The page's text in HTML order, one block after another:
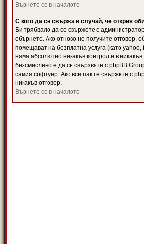
Върнете се в началото
С кого да се свържа в случай, че открия
Би трябвало да се свържете с
обърнете. Ако отново не получите отговор,
помещават на безплатна услуга (като
няма абсолютно никакъв контрол и в
безсмислено е да се свързвате с phpBB
самия софтуер. Ако все пак се свържете с
никакъв отговор.
Върнете се в началото